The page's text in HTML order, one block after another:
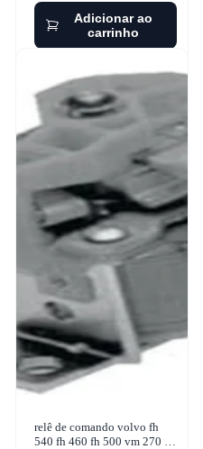
Adicionar ao
carrinho
relê de comando volvo fh
540 fh 460 fh 500 vm 270 fh